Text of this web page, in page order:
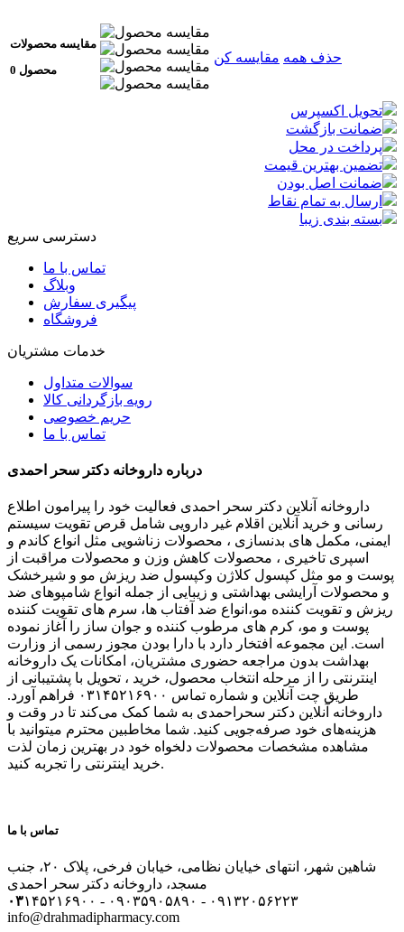
مقایسه محصولات
0 محصول
حذف همه مقایسه کن
تحویل اکسپرس
ضمانت بازگشت
پرداخت در محل
تضمین بهترین قیمت
ضمانت اصل بودن
ارسال به تمام نقاط
بسته بندی زیبا
دسترسی سریع
تماس با ما
وبلاگ
پیگیری سفارش
فروشگاه
خدمات مشتریان
سوالات متداول
رویه بازگردانی کالا
حریم خصوصی
تماس با ما
درباره داروخانه دکتر سحر احمدی
داروخانه آنلاین دکتر سحر احمدی فعالیت خود را پیرامون اطلاع
رسانی و خرید آنلاین اقلام غیر دارویی شامل قرص تقویت سیستم
ایمنی، مکمل های بدنسازی ، محصولات زناشویی مثل انواع کاندم و
اسپری تاخیری ، محصولات کاهش وزن و محصولات مراقبت از
پوست و مو مثل کپسول کلاژن وکپسول ضد ریزش مو و شیرخشک
و محصولات آرایشی بهداشتی و زیبایی از جمله انواع شامپوهای ضد
ریزش و تقویت کننده مو،انواع ضد آفتاب ها، سرم های تقویت کننده
پوست و مو، کرم های مرطوب کننده و جوان ساز را آغاز نموده
است. این مجموعه افتخار دارد با دارا بودن مجوز رسمی از وزارت
بهداشت بدون مراجعه حضوری مشتریان، امکانات یک داروخانه
اینترنتی را از مرحله انتخاب محصول، خرید ، تحویل با پشتیبانی از
طریق چت آنلاین و شماره تماس ۰۳۱۴۵۲۱۶۹۰۰ فراهم آورد.
داروخانه آنلاین دکتر سحراحمدی به شما کمک می‌کند تا در وقت و
هزینه‌های خود صرفه‌جویی کنید. شما مخاطبین محترم میتوانید با
مشاهده مشخصات محصولات دلخواه خود در بهترین زمان لذت
خرید اینترنتی را تجربه کنید.
تماس با ما
شاهین شهر، انتهای خیایان نظامی، خیابان فرخی، پلاک ۲۰، جنب
مسجد، داروخانه دکتر سحر احمدی
۰۳۱۴۵۲۱۶۹۰۰ - ۰۹۰۳۵۹۰۵۸۹۰ - ۰۹۱۳۲۰۵۶۲۲۳
info@drahmadipharmacy.com